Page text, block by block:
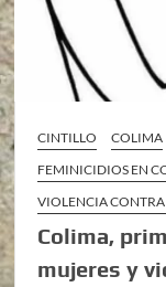
CINTILLO COLIMA
FEMINICIDIOS EN
VIOLENCIA
Colima,
mujeres y